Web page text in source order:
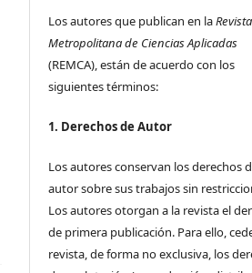
Los autores que publican en laRevista
Metropolitana de Ciencias Aplicadas
(REMCA), están de acuerdo con los
siguientes términos:
1. Derechos de Autor
Los autores conservan los derechos
autor sobre sus trabajos sin
Los autores otorgan a la revista el
de primera publicación. Para ello,
revista, de forma no exclusiva, los